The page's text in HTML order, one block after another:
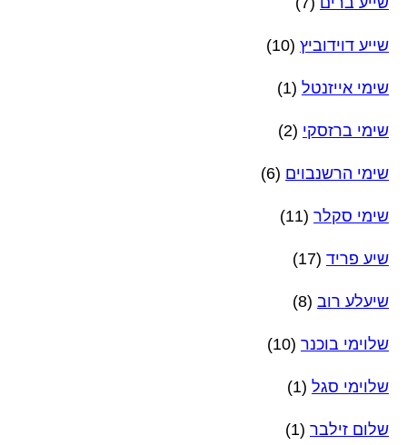
שייע דוידוביץ (10)
שימי אייזנטל (1)
שימי ברזסקי (2)
שימי הרשנבוים (6)
שימי סקלר (11)
שיע פריד (17)
שיעלע רוב (8)
שלוימי בוכנר (10)
שלוימי סגל (1)
שלום זילבר (1)